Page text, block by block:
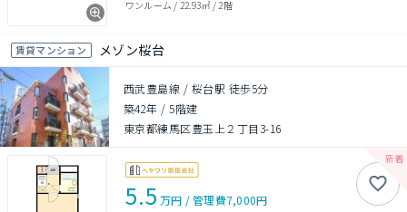
ワンルーム / 22.93㎡/ 2階
賃貸マンション メゾン桜台
西武豊島線 / 桜台駅 徒歩5分
築42年 /5階建
東京都練馬区豊玉上２丁目3-16
5.5 万円 /管理費7,000円